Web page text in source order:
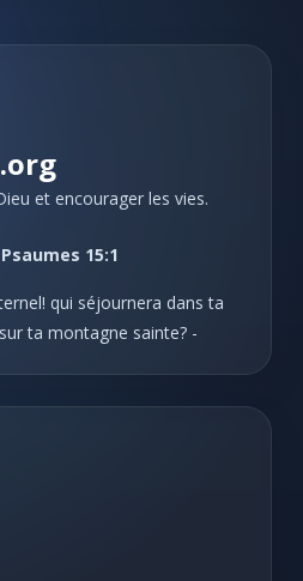
et encourager les vies.
Psaumes 15:1
qui séjournera dans ta
ta montagne sainte? -